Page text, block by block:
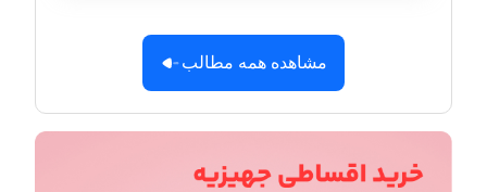
مشاهده همه مطالب